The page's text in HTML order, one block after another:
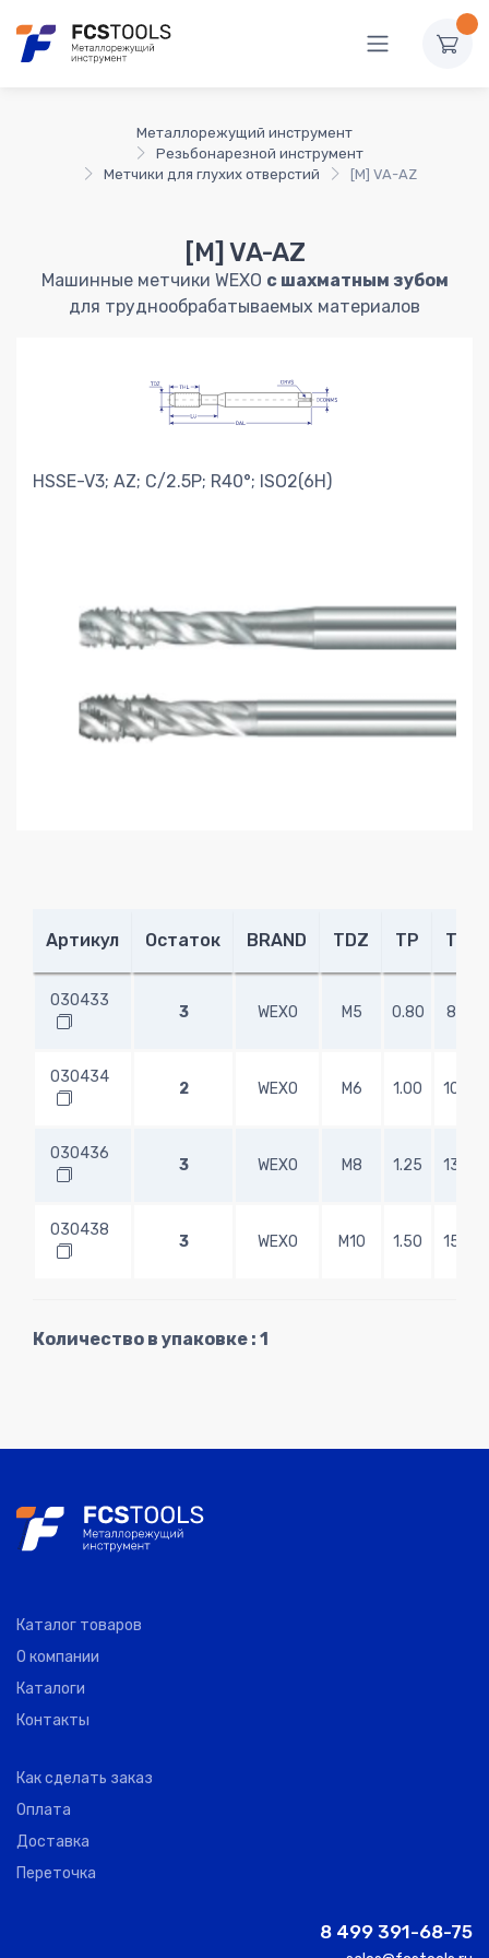
Металлорежущий инструмент
Резьбонарезной инструмент
Метчики для глухих отверстий
[M] VA-AZ
[M] VA-AZ
Машинные метчики WEXO с шахматным зубом
для труднообрабатываемых материалов
HSSE-V3; AZ; C/2.5P; R40°; ISO2(6H)
Артикул Остаток BRAND TDZ TP THL
030433
3 WEXO M5 0.80 8.00
030434
2 WEXO M6 1.00 10.00
030436
3 WEXO M8 1.25 13.00
030438
3 WEXO M10 1.50 15.00
Количество в упаковке : 1
Каталог товаров
О компании
Каталоги
Контакты
Как сделать заказ
Оплата
Доставка
Переточка
8 499 391-68-75